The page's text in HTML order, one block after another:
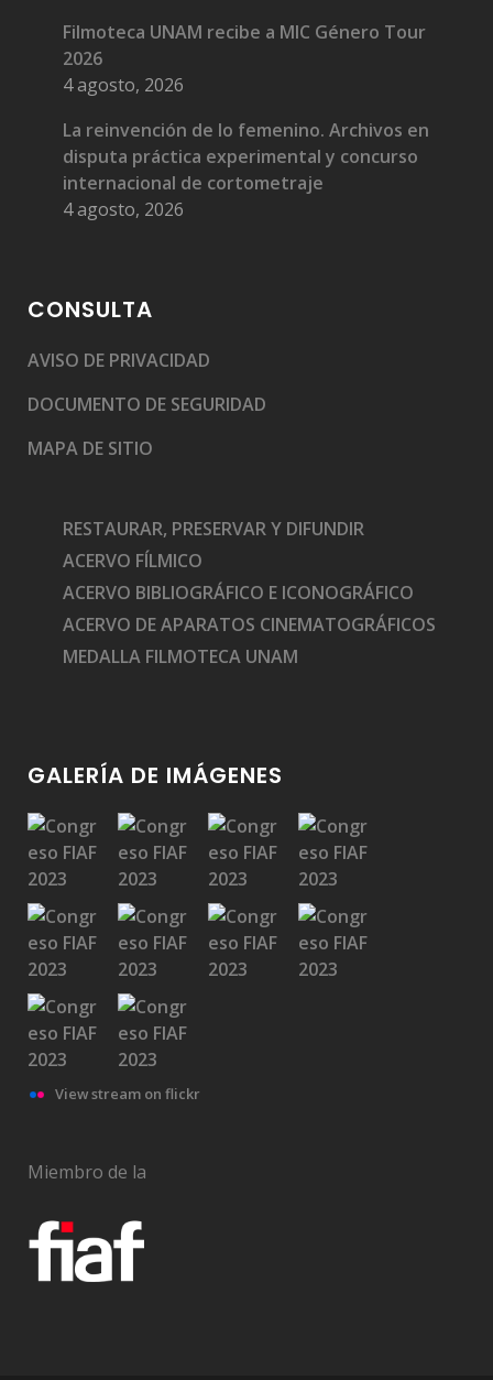
Filmoteca UNAM recibe a MIC Género Tour
2026
4 agosto, 2026
La reinvención de lo femenino. Archivos en
disputa práctica experimental y concurso
internacional de cortometraje
4 agosto, 2026
CONSULTA
AVISO DE PRIVACIDAD
DOCUMENTO DE SEGURIDAD
MAPA DE SITIO
RESTAURAR, PRESERVAR Y DIFUNDIR
ACERVO FÍLMICO
ACERVO BIBLIOGRÁFICO E ICONOGRÁFICO
ACERVO DE APARATOS CINEMATOGRÁFICOS
MEDALLA FILMOTECA UNAM
GALERÍA DE IMÁGENES
View stream on flickr
Miembro de la